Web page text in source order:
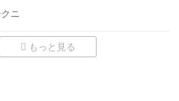
ニ
もっと見る